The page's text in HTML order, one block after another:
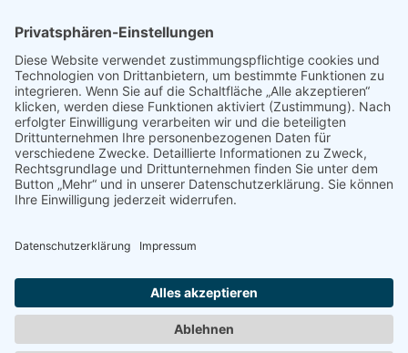
SERVICE
Anfrage
Direkt-Bestellung
KONTAKTFORMULAR
AGB
Sitemap
Copyright © Dietz Sensortechnik